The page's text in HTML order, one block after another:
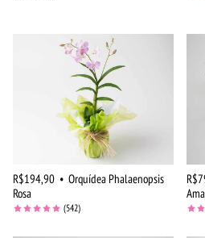
R$194,90 • Orquídea Phalaenopsis
Rosa
(542)